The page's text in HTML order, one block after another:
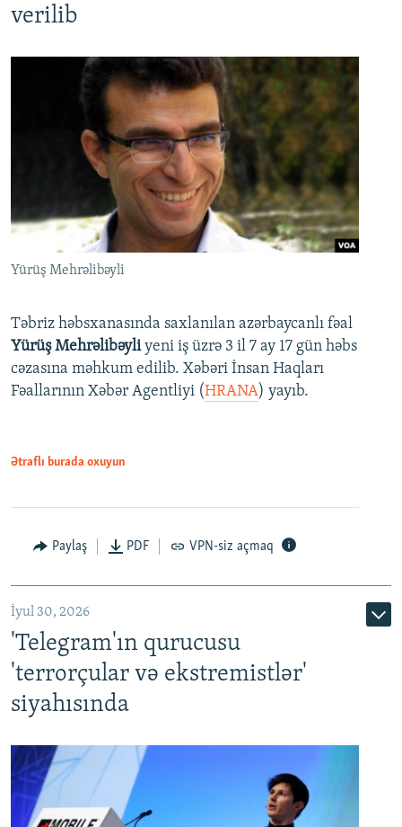
verilib
Yürüş Mehrəlibəyli
Təbriz həbsxanasında saxlanılan azərbaycanlı fəal
Yürüş Mehrəlibəyliyeni iş üzrə 3 il 7 ay 17 gün həbs
cəzasına məhkum edilib. Xəbəri İnsan Haqları
Fəallarının Xəbər Agentliyi (HRANA) yayıb.
Ətraflı burada oxuyun
Paylaş PDF VPN-siz açmaq
İyul 30, 2026
'Telegram'ın qurucusu
'terrorçular və ekstremistlər'
siyahısında